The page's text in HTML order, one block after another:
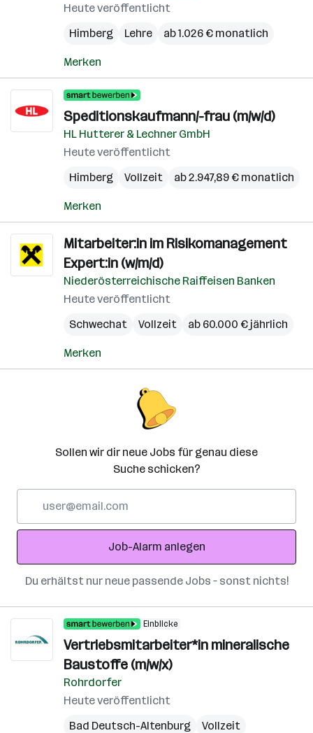
Heute veröffentlicht
Himberg
Lehre ab 1.026 € monatlich
Merken
Speditionskaufmann/-frau (m/w/d)
HL Hutterer & Lechner GmbH
Heute veröffentlicht
Himberg
Vollzeit ab 2.947,89 € monatlich
Merken
Mitarbeiter:in im Risikomanagement
Expert:in (w/m/d)
Niederösterreichische Raiffeisen Banken
Heute veröffentlicht
Schwechat
Vollzeit ab 60.000 € jährlich
Merken
Sollen wir dir neue Jobs für genau diese
Suche schicken?
Adresse
Job-Alarm anlegen
Du erhältst nur neue passende Jobs – sonst nichts!
Einblicke
Vertriebsmitarbeiter*in mineralische
Baustoffe (m/w/x)
Rohrdorfer
Heute veröffentlicht
Bad Deutsch-Altenburg
Vollzeit